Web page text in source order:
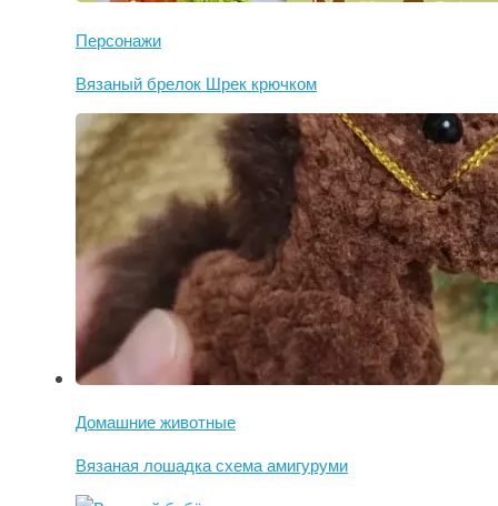
Персонажи
Вязаный брелок Шрек крючком
Домашние животные
Вязаная лошадка схема амигуруми